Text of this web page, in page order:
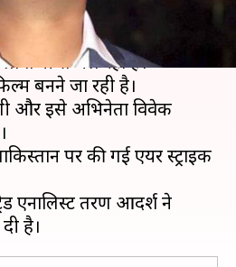
और हॉट टापिक्स पर
तेजी से चल रहा है।
बनने जा रही है।
और इसे अभिनेता विवेक
पर की गई एयर स्ट्राइक
एनालिस्ट तरण आदर्श ने